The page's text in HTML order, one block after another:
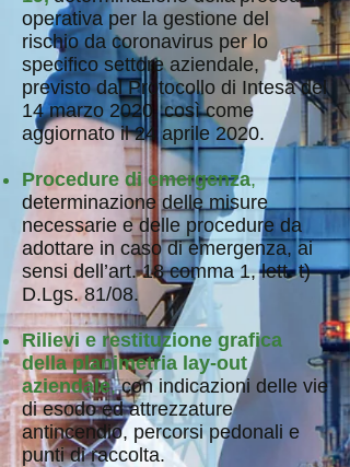
operativa per la gestione del
rischio da coronavirus per lo
specifico settore aziendale,
previsto dal Protocollo di Intesa del
14 marzo 2020, così come
aggiornato il 24 aprile 2020.
Procedure di emergenza,
determinazione delle misure
necessarie e delle procedure da
adottare in caso di emergenza, ai
sensi dell’art. 18 comma 1, lett. t)
D.Lgs. 81/08.
Rilievi e restituzione grafica
della planimetria lay-out
aziendale,con indicazioni delle vie
di esodo ed attrezzature
antincendio, percorsi pedonali e
punti di raccolta.